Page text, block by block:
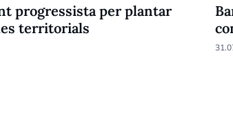
progressista per plantar
territorials